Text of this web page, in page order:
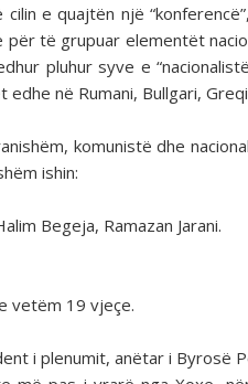
e quajtën një
të grupuar elementët
pluhur syve e
në Rumani, Bullgari,
komunistë dhe
ishin:
Begeja, Ramazan Jarani.
vetëm 19 vjeçe.
i plenumit, anëtar i Byrosë